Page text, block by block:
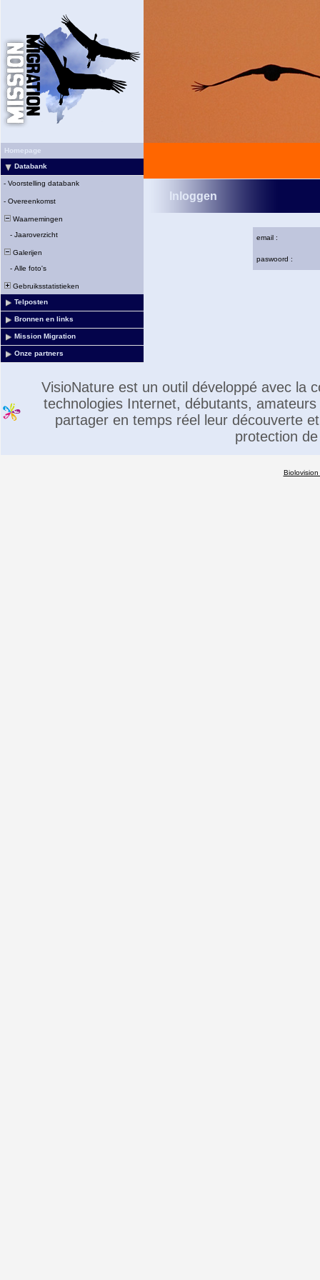
Homepage
Databank
- Voorstelling databank
- Overeenkomst
Waarnemingen
- Jaaroverzicht
Galerijen
- Alle foto's
Gebruiksstatistieken
Telposten
Bronnen en links
Mission Migration
Onze partners
Inloggen
email :
paswoord :
VisioNature est un outil développé avec la
technologies Internet, débutants,
partager en temps réel leur découverte
protection
Biolovision